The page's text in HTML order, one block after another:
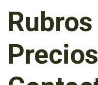
Rubros
Precios